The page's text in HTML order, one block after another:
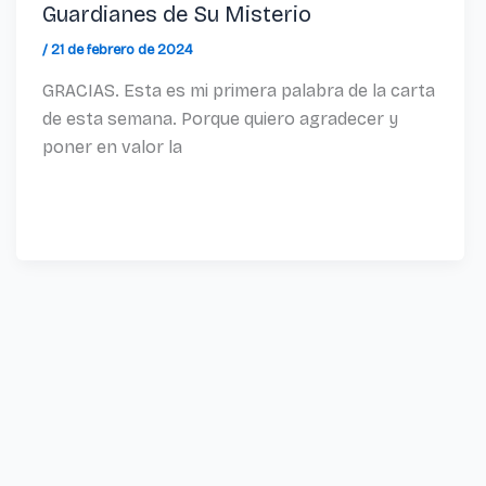
Guardianes de Su Misterio
/21 de febrero de 2024
GRACIAS. Esta es mi primera palabra de la carta
de esta semana. Porque quiero agradecer y
poner en valor la